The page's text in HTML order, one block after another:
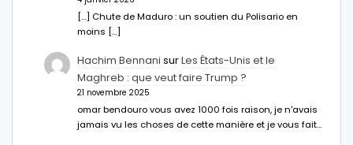
[…] Chute de Maduro : un soutien du Polisario en
moins […]
Hachim Bennani surLes États-Unis et le
Maghreb : que veut faire Trump ?
21 novembre 2025
omar bendouro vous avez 1000 fois raison, je n'avais
jamais vu les choses de cette manière et je vous fait…